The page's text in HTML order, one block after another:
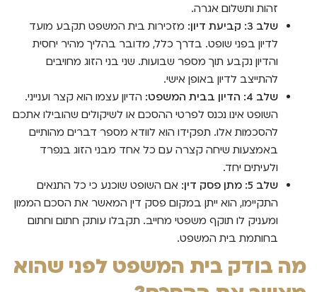
זהות ותשלום אגרה.
שלב 3: קביעת דיון:
מזכירות בית המשפט תקבע מועד
לדיון בפני שופט. בדרך כלל, מדובר בהליך מהיר יחסית
והדיון נקבע תוך מספר שבועות. שני בני הזוג מחויבים
להתייצב לדיון באופן אישי.
שלב 4: הדיון בבית המשפט:
הדיון עצמו הוא קצר וענייני.
השופט אינו נכנס לפרטי ההסכם או לשיקולים שהובילו אתכם
להסכמות אלו. תפקידו הוא לוודא מספר דברים מהותיים
באמצעות שיחה קצרה עם כל אחד מבני הזוג בנפרד
ולעיתים יחד.
שלב 5: מתן פסק דין:
אם השופט שוכנע כי כל התנאים
התקיימו, הוא ייתן במקום פסק דין המאשר את הסכם הממון
ומעניק לו תוקף משפטי מחייב. תקבלו עותק חתום וחתום
בחותמת בית המשפט.
מה בודק בית המשפט לפני שהוא